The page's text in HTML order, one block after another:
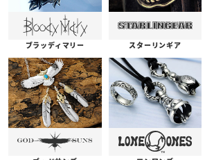
ブラッディマリー スターリンギア